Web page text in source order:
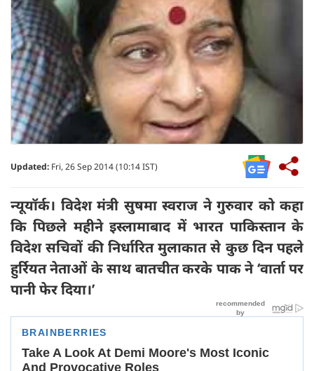
Updated: Fri, 26 Sep 2014 (10:14 IST)
न्यूयॉर्क। विदेश मंत्री सुषमा स्वराज ने गुरुवार को कहा
कि पिछले महीने इस्लामाबाद में भारत पाकिस्तान के
विदेश सचिवों की निर्धारित मुलाकात से कुछ दिन पहले
हुर्रियत नेताओं के साथ बातचीत करके पाक ने ‘वार्ता पर
पानी फेर दिया।’